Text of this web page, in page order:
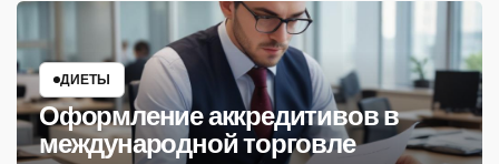
ДИЕТЫ
Оформление аккредитивов в
международной торговле